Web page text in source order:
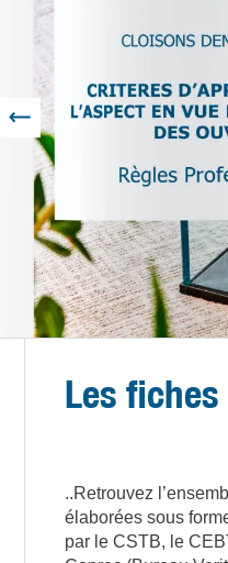
Les
..Retrouvez
élaborées sous
par le CSTB, le